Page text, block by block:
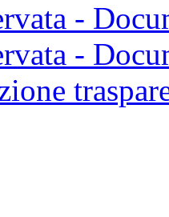
-
-